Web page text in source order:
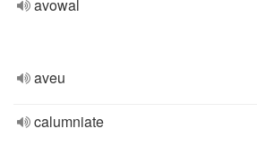
avowal
aveu
calumniate